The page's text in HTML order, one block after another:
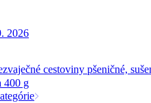
2026
cestoviny pšeničné,
400 g